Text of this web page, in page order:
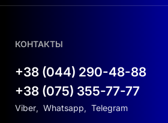
КОНТАКТЫ
+38 (044) 290-48-88
+38 (075) 355-77-77
Viber, Whatsapp, Telegram